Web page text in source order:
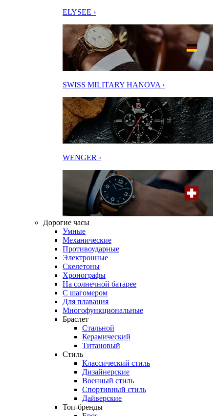
ELYSEE ›
SWISS MILITARY HANOVA ›
WENGER ›
Дорогие часы
Умные
Механические
Противоударные
Электронные
Скелетоны
Хронографы
На солнечной батарее
С шагомером
Для плавания
Многофункциональные
Браслет
Стальной
Керамический
Титановый
Стиль
Классический стиль
Дизайнерские
Военный стиль
Спортивный стиль
Дайверские
Топ-бренды